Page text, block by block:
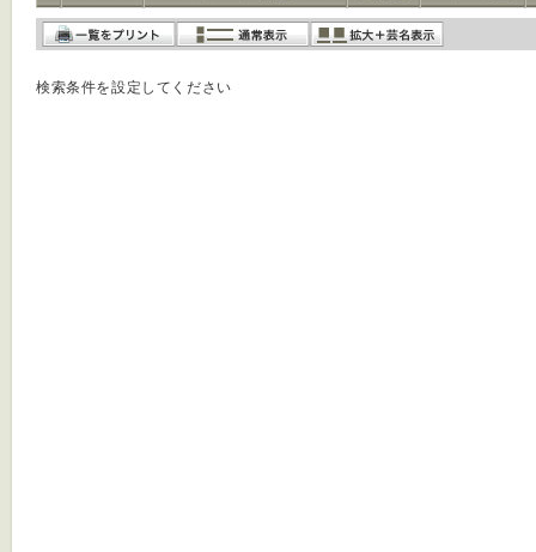
検索条件を設定してください